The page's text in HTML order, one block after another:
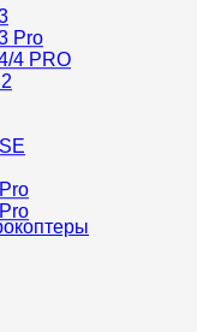
Pro
4 PRO